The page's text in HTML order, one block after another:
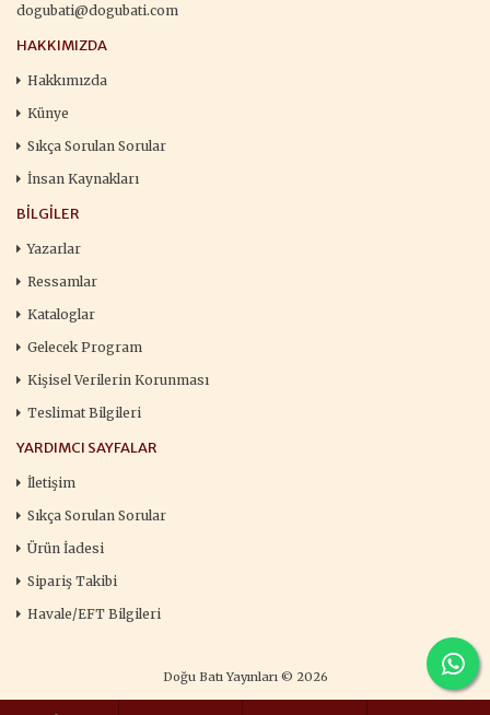
dogubati@dogubati.com
HAKKIMIZDA
Hakkımızda
Künye
Sıkça Sorulan Sorular
İnsan Kaynakları
BILGILER
Yazarlar
Ressamlar
Kataloglar
Gelecek Program
Kişisel Verilerin Korunması
Teslimat Bilgileri
YARDIMCI SAYFALAR
İletişim
Sıkça Sorulan Sorular
Ürün İadesi
Sipariş Takibi
Havale/EFT Bilgileri
Doğu Batı Yayınları © 2026